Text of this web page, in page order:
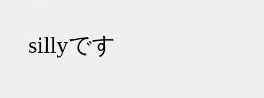
sillyです